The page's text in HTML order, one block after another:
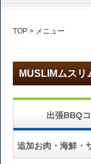
TOP > メニュー
MUSLIMムスリ
出張BBQ
追加お肉・海鮮・